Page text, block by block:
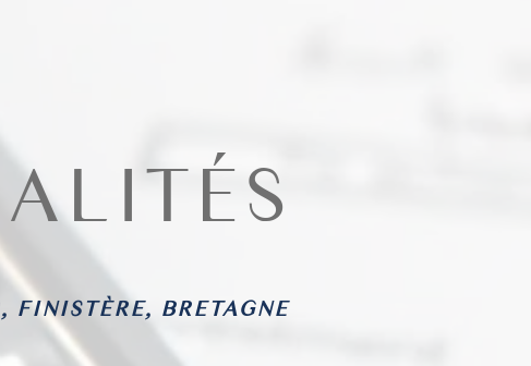
FINISTÈRE, BRETAGNE